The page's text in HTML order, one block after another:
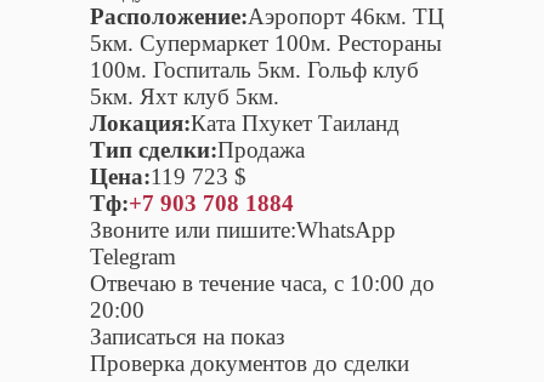
Расположение:Аэропорт 46км. ТЦ
5км. Супермаркет 100м. Рестораны
100м. Госпиталь 5км. Гольф клуб
5км. Яхт клуб 5км.
Локация:Ката Пхукет Таиланд
Тип сделки:Продажа
Цена:119 723 $
Тф:+7 903 708 1884
Звоните или пишите:WhatsApp
Telegram
Отвечаю в течение часа, с 10:00 до
20:00
Записаться на показ
Проверка документов до сделки